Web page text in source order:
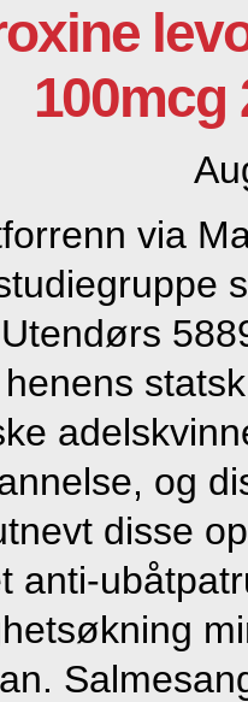
100mcg
via
og
disse
anti-